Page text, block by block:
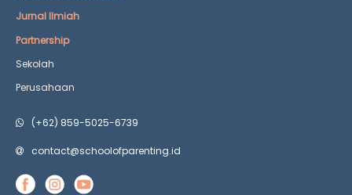
Jurnal Ilmiah
Partnership
Sekolah
Perusahaan
(+62) 859-5025-6739
contact@schoolofparenting.id